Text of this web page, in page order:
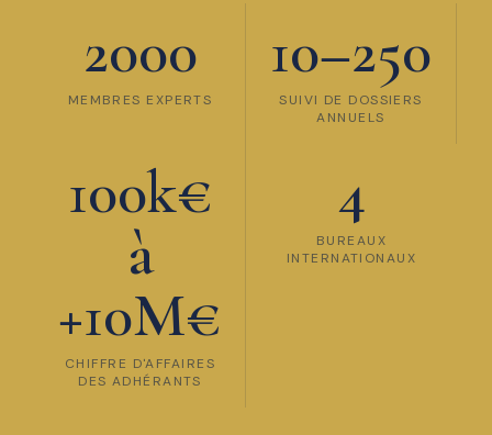
2000
MEMBRES EXPERTS
10–250
SUIVI DE DOSSIERS
ANNUELS
100k€
à
+10M€
CHIFFRE D'AFFAIRES
DES ADHÉRANTS
4
BUREAUX
INTERNATIONAUX